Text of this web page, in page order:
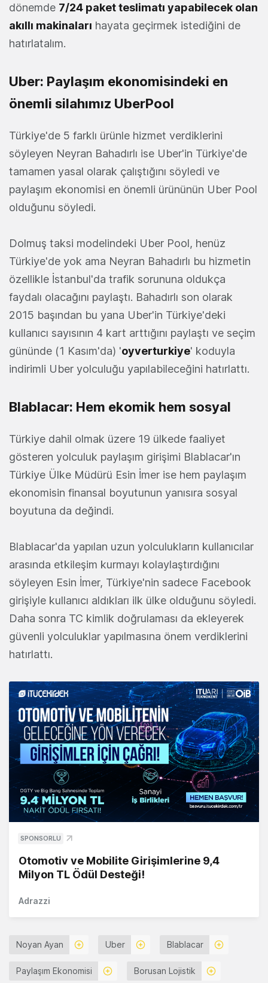
dönemde 7/24 paket teslimatı yapabilecek olan
akıllı makinaları hayata geçirmek istediğini de
hatırlatalım.
Uber: Paylaşım ekonomisindeki en
önemli silahımız UberPool
Türkiye'de 5 farklı ürünle hizmet verdiklerini
söyleyen Neyran Bahadırlı ise Uber'in Türkiye'de
tamamen yasal olarak çalıştığını söyledi ve
paylaşım ekonomisi en önemli ürününün Uber Pool
olduğunu söyledi.
Dolmuş taksi modelindeki Uber Pool, henüz
Türkiye'de yok ama Neyran Bahadırlı bu hizmetin
özellikle İstanbul'da trafik sorununa oldukça
faydalı olacağını paylaştı. Bahadırlı son olarak
2015 başından bu yana Uber'in Türkiye'deki
kullanıcı sayısının 4 kart arttığını paylaştı ve seçim
gününde (1 Kasım'da) 'oyverturkiye' koduyla
indirimli Uber yolculuğu yapılabileceğini hatırlattı.
Blablacar: Hem ekomik hem sosyal
Türkiye dahil olmak üzere 19 ülkede faaliyet
gösteren yolculuk paylaşım girişimi Blablacar'ın
Türkiye Ülke Müdürü Esin İmer ise hem paylaşım
ekonomisin finansal boyutunun yanısıra sosyal
boyutuna da değindi.
Blablacar'da yapılan uzun yolculukların kullanıcılar
arasında etkileşim kurmayı kolaylaştırdığını
söyleyen Esin İmer, Türkiye'nin sadece Facebook
girişiyle kullanıcı aldıkları ilk ülke olduğunu söyledi.
Daha sonra TC kimlik doğrulaması da ekleyerek
güvenli yolculuklar yapılmasına önem verdiklerini
hatırlattı.
SPONSORLU
Otomotiv ve Mobilite Girişimlerine 9,4
Milyon TL Ödül Desteği!
Adrazzi
Noyan Ayan Uber Blablacar
Paylaşım Ekonomisi Borusan Lojistik